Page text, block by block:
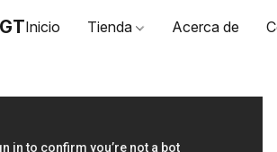
Inicio Tienda Acerca de